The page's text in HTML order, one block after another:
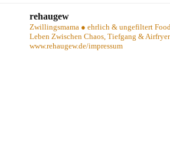
rehaugew
Zwillingsmama ● ehrlich & ungefiltert
Leben Zwischen Chaos, Tiefgang &
www.rehaugew.de/impressum